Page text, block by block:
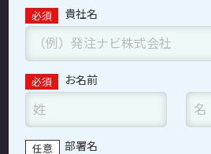
貴社名
お名前
部署名